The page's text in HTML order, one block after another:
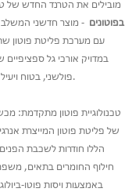
מובילים את הטרנד החדש של
בפוטונים - מוצר חדשני המשלב
עם מערכת פליטת פוטון
במדויק אורכי גל
פולשני, בטוח ויעיל לבריאות העור, לשיכוך כאבים ולטיפול במחלות רבות.
טכנולוגיית פוטון מתקדמת:
של פליטת פוטון המייצרת
הללו חודרות לשכבת
חילוף החומרים בתאים,
באמצעות ויסות פוטו-